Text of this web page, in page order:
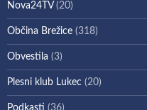
Nova24TV(20)
Občina Brežice (318)
Obvestila (3)
Plesni klub Lukec (20)
Podkasti (36)